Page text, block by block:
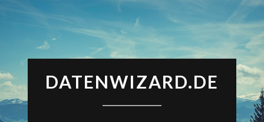
DATENWIZARD.DE